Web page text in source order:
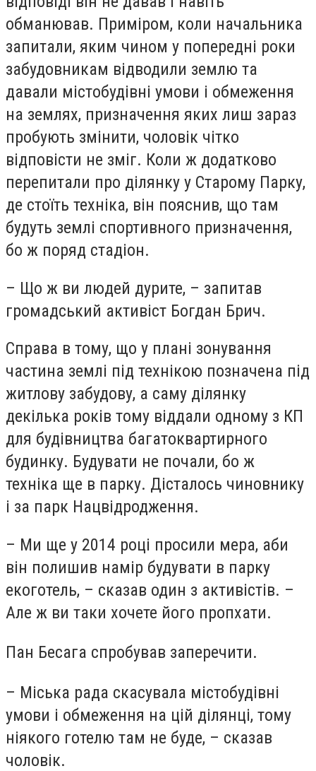
обманював. Приміром, коли начальника
запитали, яким чином у попередні роки
забудовникам відводили землю та
давали містобудівні умови і обмеження
на землях, призначення яких лиш зараз
пробують змінити, чоловік чітко
відповісти не зміг. Коли ж додатково
перепитали про ділянку у Старому Парку,
де стоїть техніка, він пояснив, що там
будуть землі спортивного призначення,
бо ж поряд стадіон.
– Що ж ви людей дурите, – запитав
громадський активіст Богдан Брич.
Справа в тому, що у плані зонування
частина землі під технікою позначена під
житлову забудову, а саму ділянку
декілька років тому віддали одному з КП
для будівництва багатоквартирного
будинку. Будувати не почали, бо ж
техніка ще в парку. Дісталось чиновнику
і за парк Нацвідродження.
– Ми ще у 2014 році просили мера, аби
він полишив намір будувати в парку
екоготель, – сказав один з активістів. –
Але ж ви таки хочете його пропхати.
Пан Бесага спробував заперечити.
– Міська рада скасувала містобудівні
умови і обмеження на цій ділянці, тому
ніякого готелю там не буде, – сказав
чоловік.